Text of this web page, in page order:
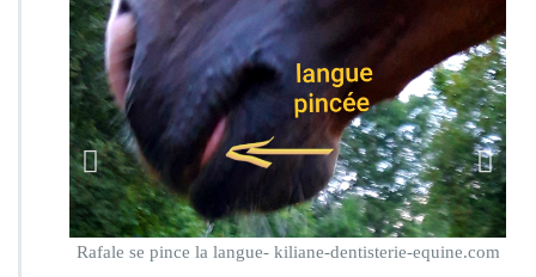
Rafale se pince la langue- kiliane-dentisterie-equine.com